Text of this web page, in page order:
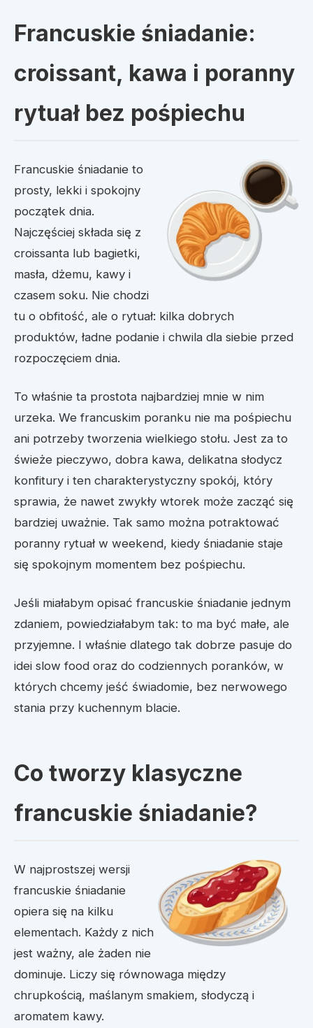
Francuskie śniadanie:
croissant, kawa i poranny
rytuał bez pośpiechu
Francuskie śniadanie to
prosty, lekki i spokojny
początek dnia.
Najczęściej składa się z
croissanta lub bagietki,
masła, dżemu, kawy i
czasem soku. Nie chodzi
tu o obfitość, ale o rytuał: kilka dobrych
produktów, ładne podanie i chwila dla siebie przed
rozpoczęciem dnia.
To właśnie ta prostota najbardziej mnie w nim
urzeka. We francuskim poranku nie ma pośpiechu
ani potrzeby tworzenia wielkiego stołu. Jest za to
świeże pieczywo, dobra kawa, delikatna słodycz
konfitury i ten charakterystyczny spokój, który
sprawia, że nawet zwykły wtorek może zacząć się
bardziej uważnie. Tak samo można potraktować
poranny rytuałw weekend, kiedy śniadanie staje
się spokojnym momentem bez pośpiechu.
Jeśli miałabym opisać francuskie śniadanie jednym
zdaniem, powiedziałabym tak: to ma być małe, ale
przyjemne. I właśnie dlatego tak dobrze pasuje do
idei slow food oraz do codziennych poranków, w
których chcemy jeść świadomie, bez nerwowego
stania przy kuchennym blacie.
Co tworzy klasyczne
francuskie śniadanie?
W najprostszej wersji
francuskie śniadanie
opiera się na kilku
elementach. Każdy z nich
jest ważny, ale żaden nie
dominuje. Liczy się równowaga między
chrupkością, maślanym smakiem, słodyczą i
aromatem kawy.